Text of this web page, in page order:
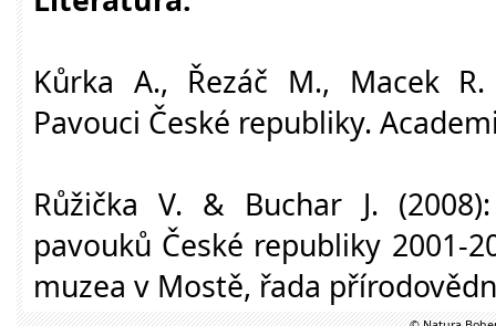
Kůrka A., Řezáč M., Macek
Pavouci České republiky.
Růžička V. & Buchar J.
pavouků České republiky 2001-
muzea v Mostě, řada